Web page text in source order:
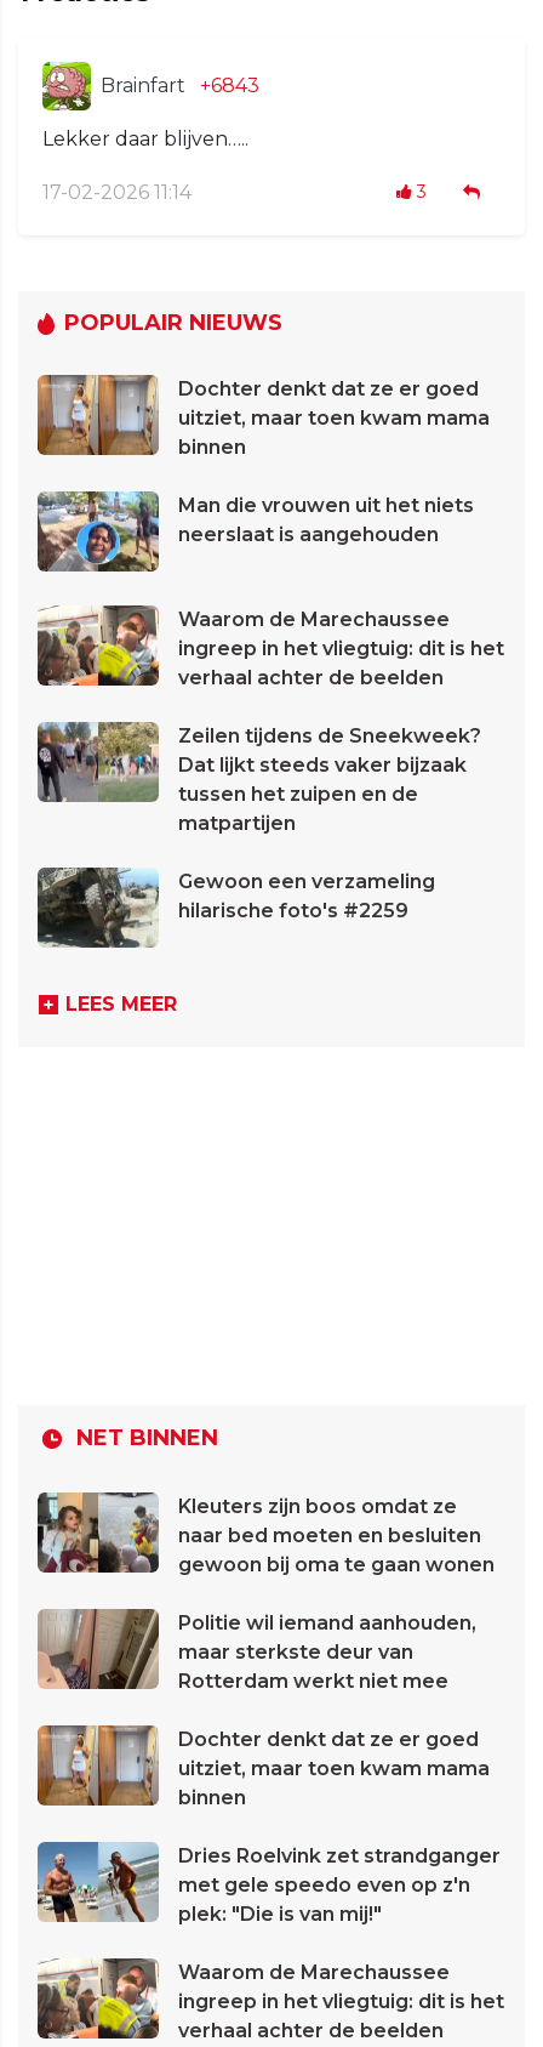
Brainfart +6843
Lekker daar blijven…..
17-02-2026 11:14 3
POPULAIR NIEUWS
Dochter denkt dat ze er goed
uitziet, maar toen kwam mama
binnen
Man die vrouwen uit het niets
neerslaat is aangehouden
Waarom de Marechaussee
ingreep in het vliegtuig: dit is het
verhaal achter de beelden
Zeilen tijdens de Sneekweek?
Dat lijkt steeds vaker bijzaak
tussen het zuipen en de
matpartijen
Gewoon een verzameling
hilarische foto's #2259
LEES MEER
NET BINNEN
Kleuters zijn boos omdat ze
naar bed moeten en besluiten
gewoon bij oma te gaan wonen
Politie wil iemand aanhouden,
maar sterkste deur van
Rotterdam werkt niet mee
Dochter denkt dat ze er goed
uitziet, maar toen kwam mama
binnen
Dries Roelvink zet strandganger
met gele speedo even op z'n
plek: "Die is van mij!"
Waarom de Marechaussee
ingreep in het vliegtuig: dit is het
verhaal achter de beelden